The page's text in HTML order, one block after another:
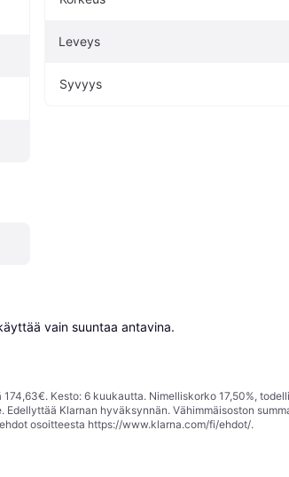
Leveys
Syvyys
vain suuntaa antavina.
Kesto: 6 kuukautta. Nimelliskorko 17,50%,
Klarnan hyväksynnän. Vähimmäisoston
osoitteesta https://www.klarna.com/fi/ehdot/.